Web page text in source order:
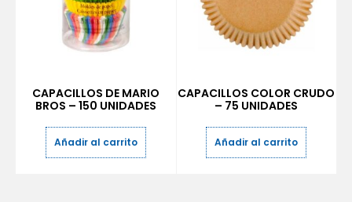
CAPACILLOS DE MARIO
BROS – 150 UNIDADES
Añadir al carrito
CAPACILLOS COLOR CRUDO
– 75 UNIDADES
Añadir al carrito